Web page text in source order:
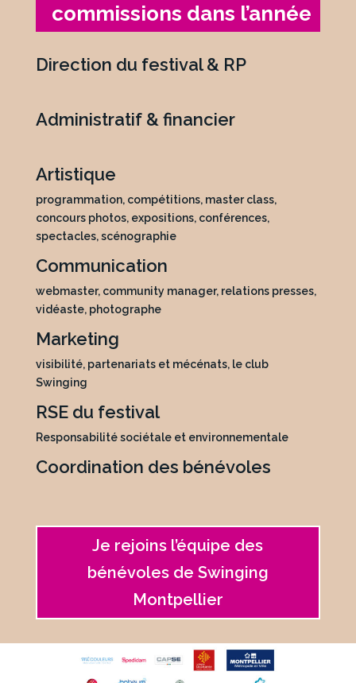
commissions dans l’année
Direction du festival & RP
Administratif & financier
Artistique
programmation, compétitions, master class,
concours photos, expositions, conférences,
spectacles, scénographie
Communication
webmaster, community manager, relations presses,
vidéaste, photographe
Marketing
visibilité, partenariats et mécénats, le club
Swinging
RSE du festival
Responsabilité sociétale et environnementale
Coordination des bénévoles
Je rejoins l’équipe des
bénévoles de Swinging
Montpellier